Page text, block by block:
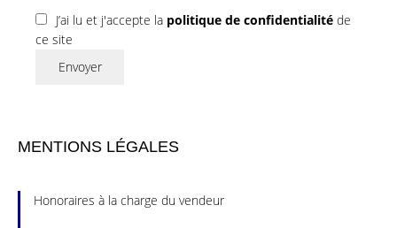
J’ai lu et j'accepte la politique de confidentialité de
ce site
Envoyer
MENTIONS LÉGALES
Honoraires à la charge du vendeur